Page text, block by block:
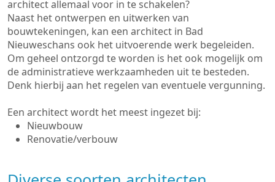
architect allemaal voor in te schakelen?
Naast het ontwerpen en uitwerken van
bouwtekeningen, kan een architect in Bad
Nieuweschans ook het uitvoerende werk begeleiden.
Om geheel ontzorgd te worden is het ook mogelijk om
de administratieve werkzaamheden uit te besteden.
Denk hierbij aan het regelen van eventuele vergunning.
Een architect wordt het meest ingezet bij:
Nieuwbouw
Renovatie/verbouw